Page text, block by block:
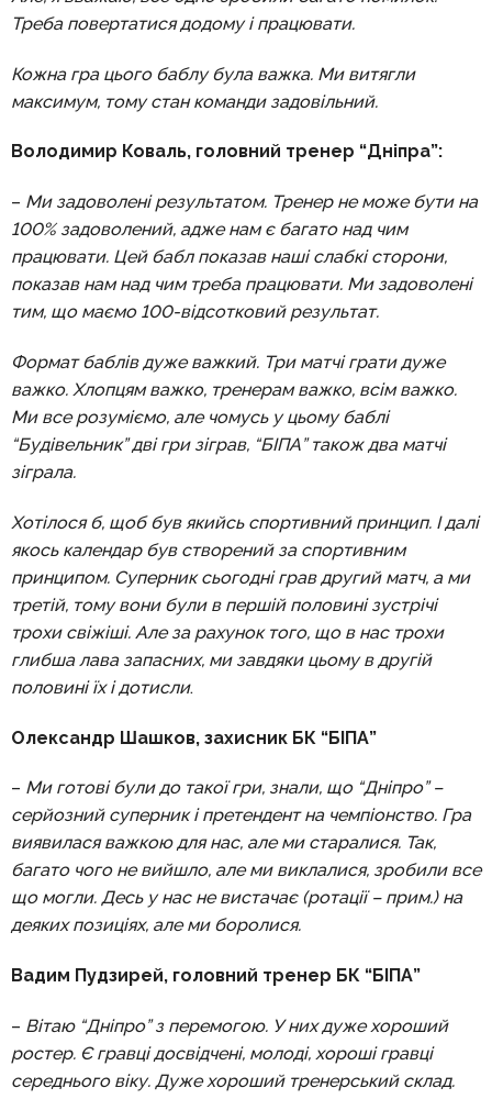
Треба повертатися додому і працювати.
Кожна гра цього баблу була важка. Ми витягли
максимум, тому стан команди задовільний.
Володимир Коваль, головний тренер “Дніпра”:
– Ми задоволені результатом. Тренер не може бути на
100% задоволений, адже нам є багато над чим
працювати. Цей бабл показав наші слабкі сторони,
показав нам над чим треба працювати. Ми задоволені
тим, що маємо 100-відсотковий результат.
Формат баблів дуже важкий. Три матчі грати дуже
важко. Хлопцям важко, тренерам важко, всім важко.
Ми все розуміємо, але чомусь у цьому баблі
“Будівельник” дві гри зіграв, “БІПА” також два матчі
зіграла.
Хотілося б, щоб був якийсь спортивний принцип. І далі
якось календар був створений за спортивним
принципом. Суперник сьогодні грав другий матч, а ми
третій, тому вони були в першій половині зустрічі
трохи свіжіші. Але за рахунок того, що в нас трохи
глибша лава запасних, ми завдяки цьому в другій
половині їх і дотисли.
Олександр Шашков, захисник БК “БІПА”
– Ми готові були до такої гри, знали, що “Дніпро” –
серйозний суперник і претендент на чемпіонство. Гра
виявилася важкою для нас, але ми старалися. Так,
багато чого не вийшло, але ми виклалися, зробили все
що могли. Десь у нас не вистачає (ротації – прим.) на
деяких позиціях, але ми боролися.
Вадим Пудзирей, головний тренер БК “БІПА”
– Вітаю “Дніпро” з перемогою. У них дуже хороший
ростер. Є гравці досвідчені, молоді, хороші гравці
середнього віку. Дуже хороший тренерський склад.